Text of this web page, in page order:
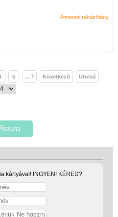
Átmeneti raktárhiány
5 ... 7 Következő Utolsó
kártyával! INGYEN! KÉRED?